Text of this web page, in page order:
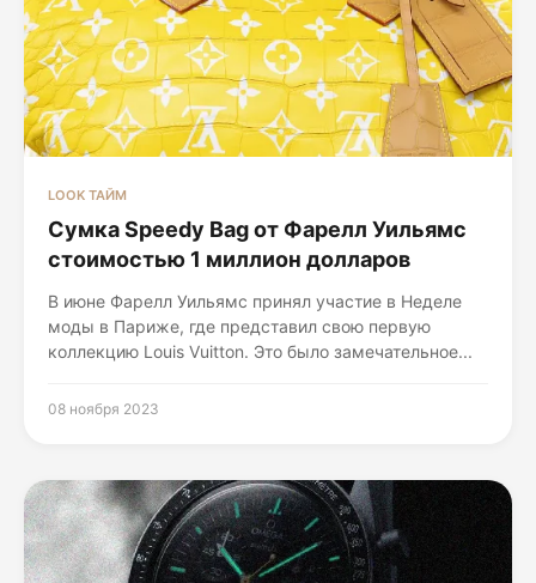
LOOK ТАЙМ
Сумка Speedy Bag от Фарелл Уильямс
стоимостью 1 миллион долларов
В июне Фарелл Уильямс принял участие в Неделе
моды в Париже, где представил свою первую
коллекцию Louis Vuitton. Это было замечательное...
08 ноября 2023